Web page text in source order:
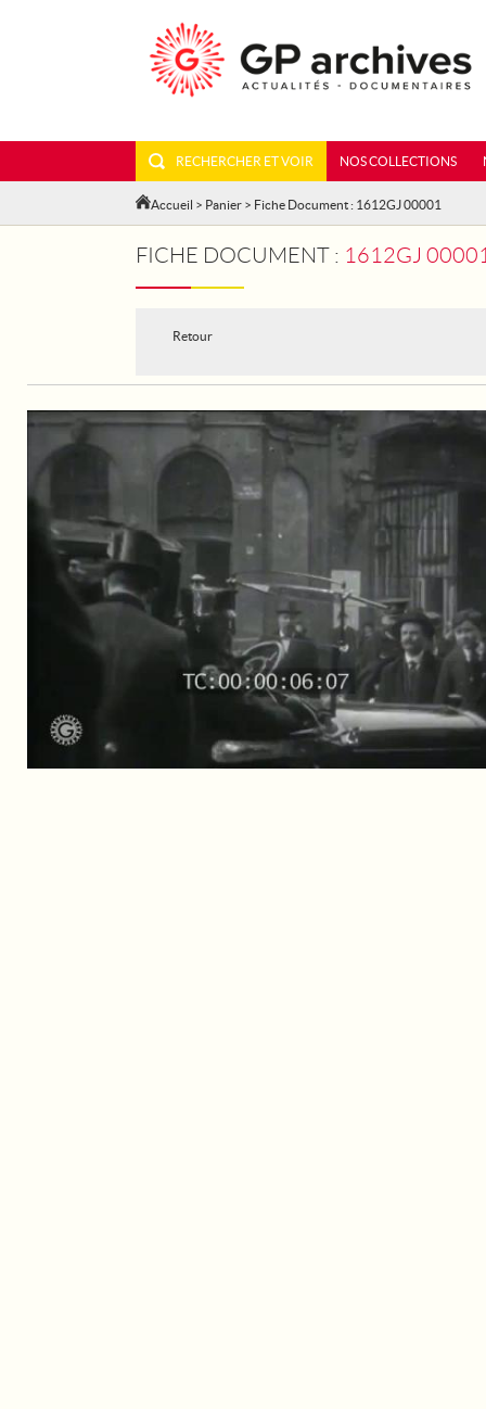
RECHERCHER ET VOIR NOS COLLECTIONS
Accueil > Panier > Fiche Document : 1612GJ 00001
FICHE DOCUMENT : 1612GJ 00001 - PARIS. A
Retour